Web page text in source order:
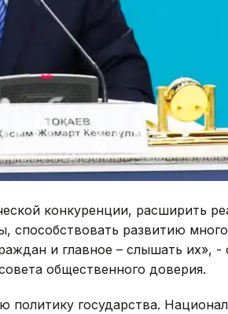
конкуренции, расширить
способствовать развитию
и главное – слышать их», -
общественного доверия.
политику государства.